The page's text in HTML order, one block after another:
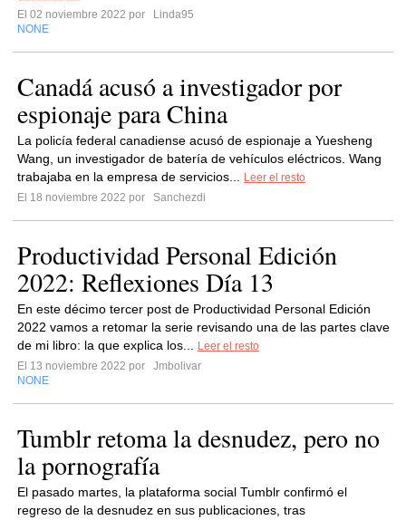
El 02 noviembre 2022 por
Linda95
NONE
Canadá acusó a investigador por
espionaje para China
La policía federal canadiense acusó de espionaje a Yuesheng
Wang, un investigador de batería de vehículos eléctricos. Wang
trabajaba en la empresa de servicios...
Leer el resto
El 18 noviembre 2022 por
Sanchezdi
Productividad Personal Edición
2022: Reflexiones Día 13
En este décimo tercer post de Productividad Personal Edición
2022 vamos a retomar la serie revisando una de las partes clave
de mi libro: la que explica los...
Leer el resto
El 13 noviembre 2022 por
Jmbolivar
NONE
Tumblr retoma la desnudez, pero no
la pornografía
El pasado martes, la plataforma social Tumblr confirmó el
regreso de la desnudez en sus publicaciones, tras